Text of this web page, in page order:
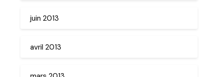
juin 2013
avril 2013